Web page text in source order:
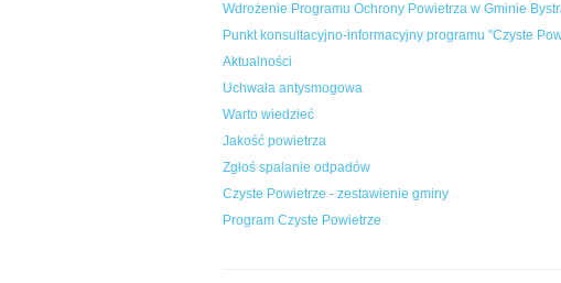
Wdrożenie Programu Ochrony Powietrza w Gminie
Punkt konsultacyjno-informacyjny programu "Czyste
Aktualności
Uchwała antysmogowa
Warto wiedzieć
Jakość powietrza
Zgłoś spalanie odpadów
Czyste Powietrze - zestawienie gminy
Program Czyste Powietrze